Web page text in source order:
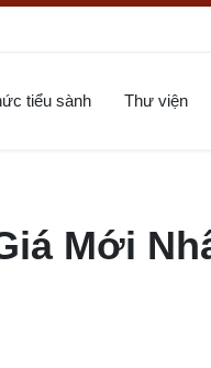
tiểu sành Thư viện
Mới